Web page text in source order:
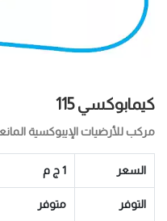
كيمابوكسي 115
مركب للأرضيات الإيبوكسية
السعر 1 ج م
التوفر متوفر